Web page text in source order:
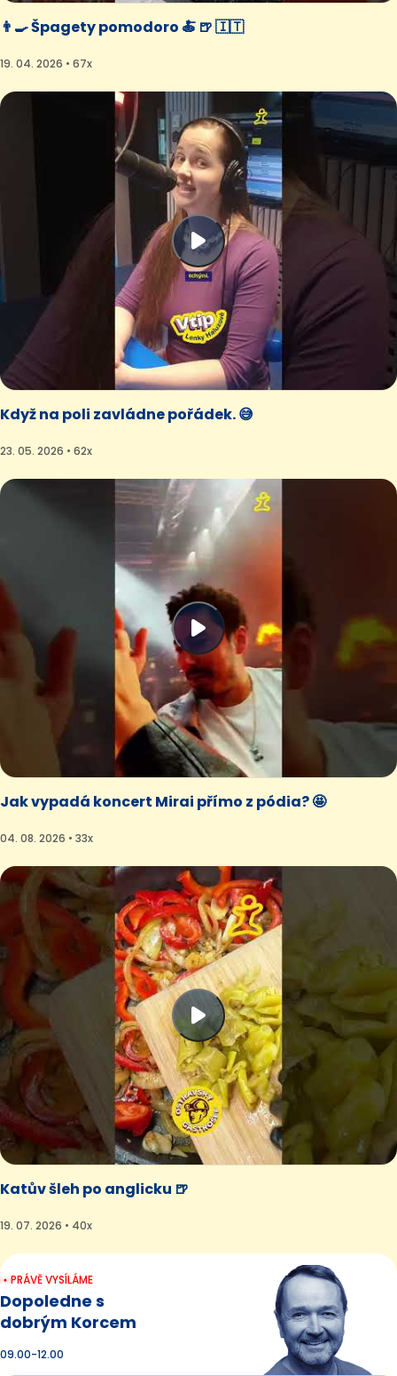
👨‍🍳 Špagety pomodoro 🍝 🍺 🇮🇹
19. 04. 2026 • 67x
Když na poli zavládne pořádek. 😅
23. 05. 2026 • 62x
Jak vypadá koncert Mirai přímo z pódia? 🤩
04. 08. 2026 • 33x
Katův šleh po anglicku 🍺
19. 07. 2026 • 40x
PRÁVĚ VYSÍLÁME
Dopoledne s
dobrým Korcem
09.00-12.00